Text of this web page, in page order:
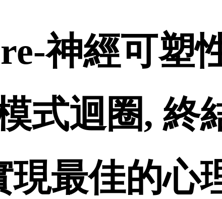
神經可塑
式迴圈, 終
現最佳的心